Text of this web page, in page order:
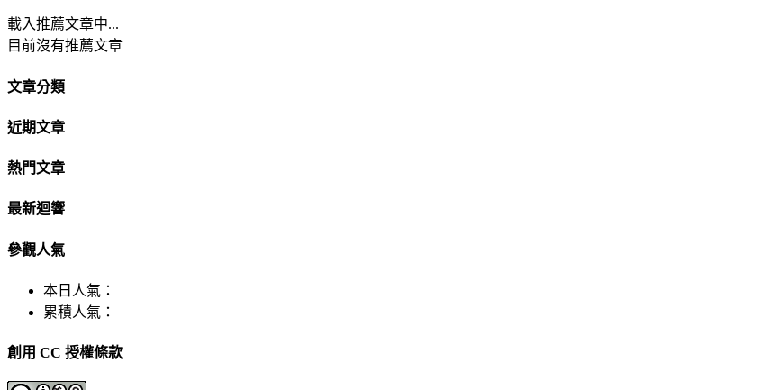
載入推薦文章中...
目前沒有推薦文章
文章分類
近期文章
熱門文章
最新迴響
參觀人氣
本日人氣：
累積人氣：
創用 CC 授權條款